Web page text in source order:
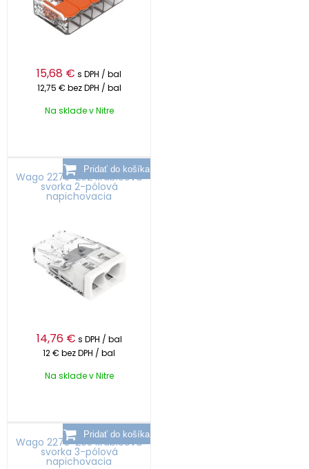
15,68 € s DPH / bal
12,75 € bez DPH / bal
Na sklade v Nitre
Wago 2273-202 krabicová
svorka 2-pólová
napichovacia
14,76 € s DPH / bal
12 € bez DPH / bal
Na sklade v Nitre
Wago 2273-203 krabicová
svorka 3-pólová
napichovacia